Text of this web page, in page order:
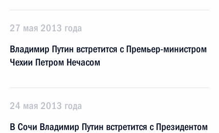
27 мая 2013 года
Владимир Путин встретится с Премьер-министром
Чехии Петром Нечасом
24 мая 2013 года
В Сочи Владимир Путин встретится с Президентом